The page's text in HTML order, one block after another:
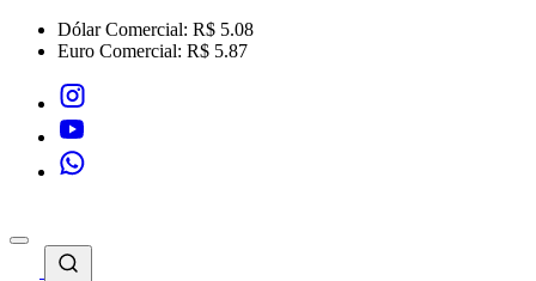
Dólar Comercial: R$ 5.08
Euro Comercial: R$ 5.87